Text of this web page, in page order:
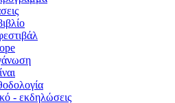
- εκδηλώσεις